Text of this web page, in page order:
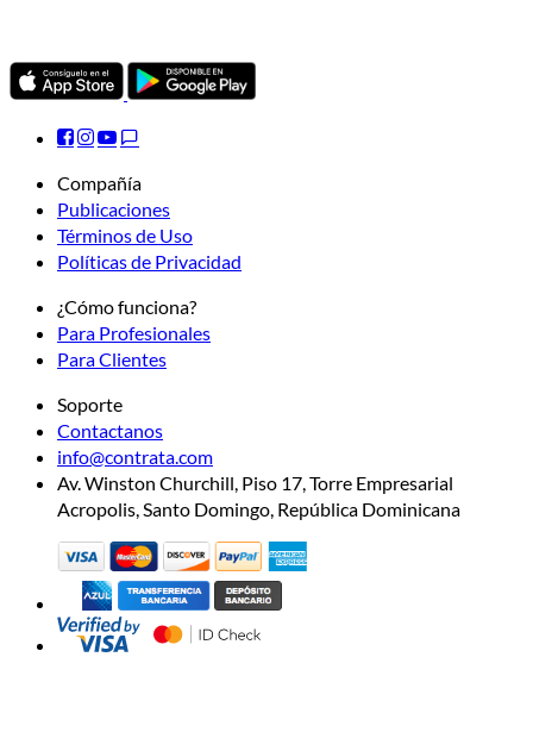
Compañía
Publicaciones
Términos de Uso
Políticas de Privacidad
¿Cómo funciona?
Para Profesionales
Para Clientes
Soporte
Contactanos
info@contrata.com
Av. Winston Churchill, Piso 17, Torre Empresarial
Acropolis, Santo Domingo, República Dominicana